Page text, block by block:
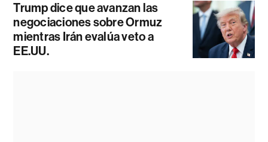
Trump dice que avanzan las
negociaciones sobre Ormuz
mientras Irán evalúa veto a
EE.UU.